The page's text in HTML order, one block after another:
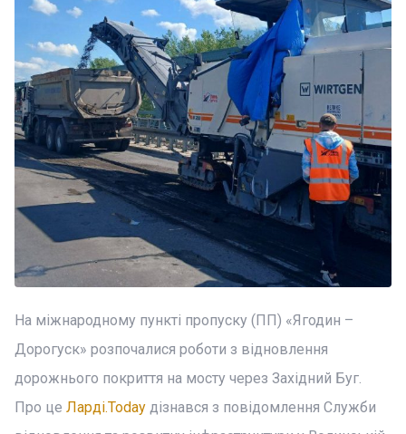
На міжнародному пункті пропуску (ПП) «Ягодин –
Дорогуск» розпочалися роботи з відновлення
дорожнього покриття на мосту через Західний Буг.
Про це Ларді.Today дізнався з повідомлення Служби